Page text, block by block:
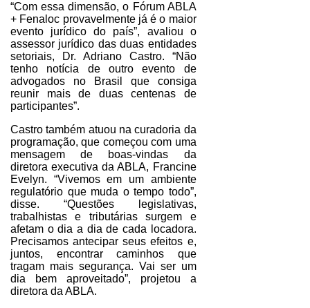
“Com essa dimensão, o Fórum ABLA
+ Fenaloc provavelmente já é o maior
evento jurídico do país”, avaliou o
assessor jurídico das duas entidades
setoriais, Dr. Adriano Castro. “Não
tenho notícia de outro evento de
advogados no Brasil que consiga
reunir mais de duas centenas de
participantes”.
Castro também atuou na curadoria da
programação, que começou com uma
mensagem de boas-vindas da
diretora executiva da ABLA, Francine
Evelyn. “Vivemos em um ambiente
regulatório que muda o tempo todo”,
disse. “Questões legislativas,
trabalhistas e tributárias surgem e
afetam o dia a dia de cada locadora.
Precisamos antecipar seus efeitos e,
juntos, encontrar caminhos que
tragam mais segurança. Vai ser um
dia bem aproveitado”, projetou a
diretora da ABLA.